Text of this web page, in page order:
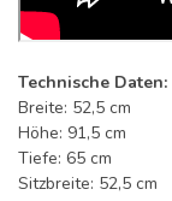
Technische Daten:
Breite: 52,5 cm
Höhe: 91,5 cm
Tiefe: 65 cm
Sitzbreite: 52,5 cm